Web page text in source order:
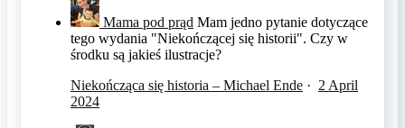
Mama pod prąd Mam jedno pytanie dotyczące
tego wydania "Niekończącej się historii". Czy w
środku są jakieś ilustracje?
Niekończąca się historia – Michael Ende · 2 April
2024